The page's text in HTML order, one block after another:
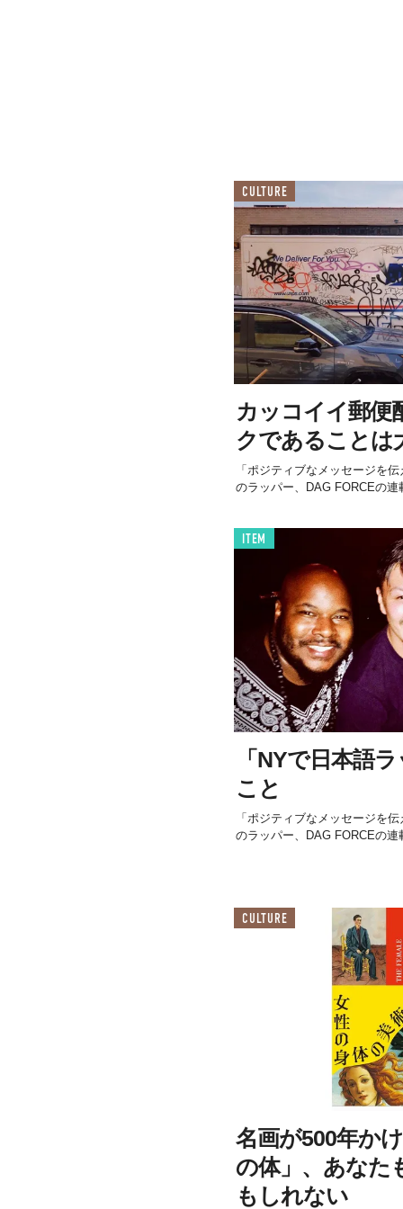
CULTURE
カッコイイ郵便
クであることは
「ポジティブなメッセージを
のラッパー、DAG FORCEの連
ITEM
「NYで日本語
こと
「ポジティブなメッセージを
のラッパー、DAG FORCEの連
CULTURE
名画が500年か
の体」、あなた
もしれない